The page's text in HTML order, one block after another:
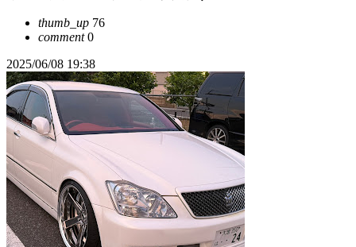
thumb_up 76
comment0
2025/06/08 19:38